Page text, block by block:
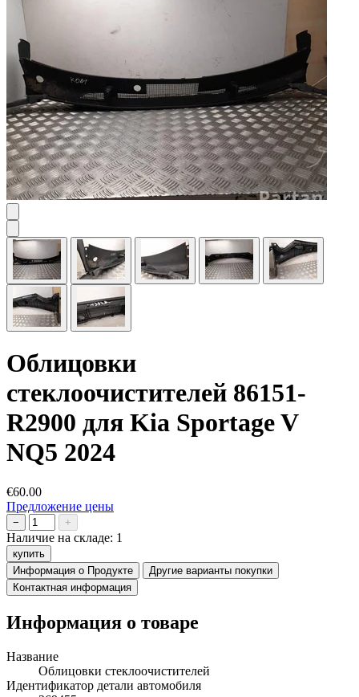
Oблицовки
стеклоочистителей 86151-
R2900 для Kia Sportage V
NQ5 2024
€60.00
Предложение цены
− +
Наличие на складе: 1
купить
Информация о Продукте
Другие варианты покупки
Контактная информация
Информация о товаре
Название
Oблицовки стеклоочистителей
Идентификатор детали автомобиля